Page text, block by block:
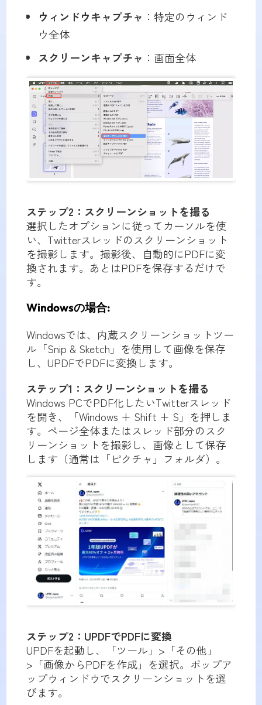
ウィンドウキャプチャ ：特定のウィンド
ウ全体
スクリーンキャプチャ ：画面全体
ステップ2：スクリーンショットを撮る
選択したオプションに従ってカーソルを使
い、Twitterスレッドのスクリーンショット
を撮影します。撮影後、自動的にPDFに変
換されます。あとはPDFを保存するだけで
す。
Windowsの場合:
Windowsでは、内蔵スクリーンショットツー
ル「Snip & Sketch」を使用して画像を保存
し、UPDFでPDFに変換します。
ステップ1：スクリーンショットを撮る
Windows PCでPDF化したいTwitterスレッド
を開き、「Windows + Shift + S」を押しま
す。ページ全体またはスレッド部分のスク
リーンショットを撮影し、画像として保存
します（通常は「ピクチャ」フォルダ）。
ステップ2：UPDFでPDFに変換
UPDFを起動し、「ツール」>「その他」
>「画像からPDFを作成」を選択。ポップア
ップウィンドウでスクリーンショットを選
びます。